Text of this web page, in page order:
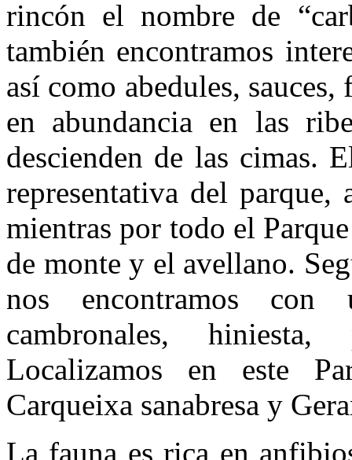
rincón el nombre de
también encontramos
así como abedules,
en abundancia en las
descienden de las cimas.
representativa del parque,
mientras por todo el
de monte y el avellano.
nos encontramos con
cambronales,
Localizamos en este
Carqueixa sanabresa y
La fauna es rica en